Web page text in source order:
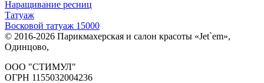
Наращивание ресниц
Татуаж
Восковой татуаж 15000
© 2016-2026 Парикмахерская и салон красоты «Jet`em»,
Одинцово,
ООО "СТИМУЛ"
ОГРН 1155032004236